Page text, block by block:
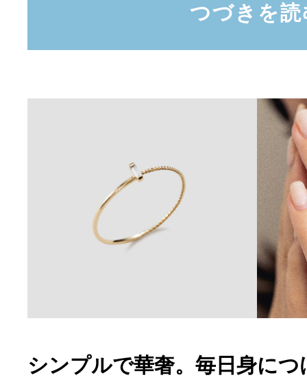
つづきを読
シンプルで華奢。毎日身につ